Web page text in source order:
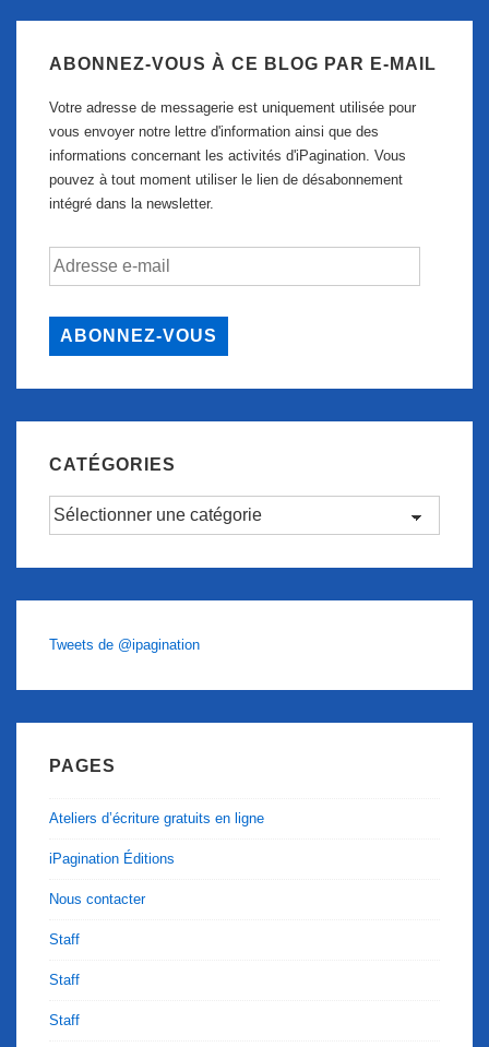
ABONNEZ-VOUS À CE BLOG PAR E-MAIL
Votre adresse de messagerie est uniquement utilisée pour
vous envoyer notre lettre d'information ainsi que des
informations concernant les activités d'iPagination. Vous
pouvez à tout moment utiliser le lien de désabonnement
intégré dans la newsletter.
Adresse
ABONNEZ-VOUS
CATÉGORIES
Catégories
Tweets de @ipagination
PAGES
Ateliers d’écriture gratuits en ligne
iPagination Éditions
Nous contacter
Staff
Staff
Staff